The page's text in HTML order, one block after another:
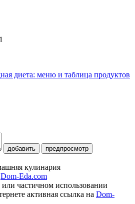
диета: меню и таблица продуктов
добавить предпросмотр
кулинария
Dom-Eda.com
частичном использовании
активная ссылка на Dom-